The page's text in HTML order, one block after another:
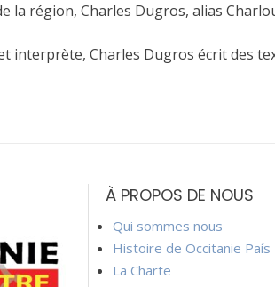
la région, Charles Dugros, alias
interprète, Charles Dugros écrit des
À PROPOS DE NOUS
Qui sommes nous
Histoire de Occitanie
La Charte